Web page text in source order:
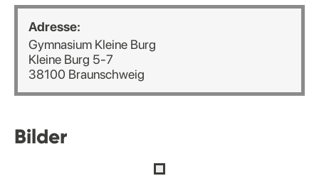
Adresse:
Gymnasium Kleine Burg
Kleine Burg 5-7
38100 Braunschweig
Bilder